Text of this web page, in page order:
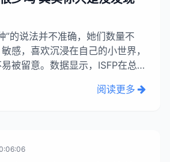
”的说法并不准确，她们数量不
感，喜欢沉浸在自己的小世界，
被留意。数据显示，ISFP在总
职场等场合显得尤为突出，但这
阅读更多